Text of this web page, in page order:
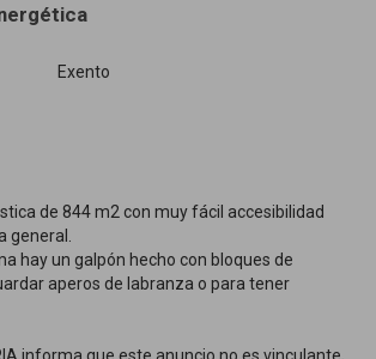
Exento
de 844 m2 con muy fácil accesibilidad
general.
hay un galpón hecho con bloques de
aperos de labranza o para tener
informa que este anuncio no es vinculante,